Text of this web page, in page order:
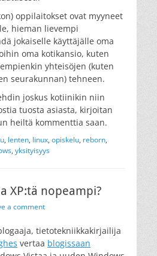
oppilaitokset ovat myyneet
hieman lievempi
jokaiselle käyttäjälle oma
oma kotikansio, kuten
yhteisöjen (kuten
seurakunnan) tehneen.
joskus kotiinikin niin
tuosta asiasta, kirjoitan
heiltä kommenttia saan.
, lenten, linux, opiskelu, reborn,
, yksityisyys
XP:tä nopeampi?
a comment
tietotekniikkakirjailija
vertaa blogissaan